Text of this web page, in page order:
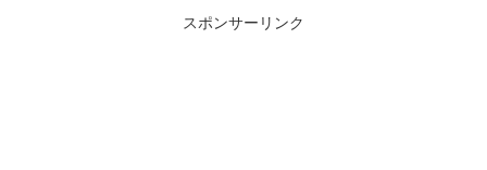
スポンサーリンク